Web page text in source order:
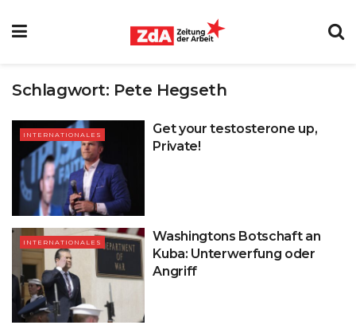
Schlagwort: Pete Hegseth
INTERNATIONALES
Get your testosterone up,
Private!
INTERNATIONALES
Washingtons Botschaft an
Kuba: Unterwerfung oder
Angriff